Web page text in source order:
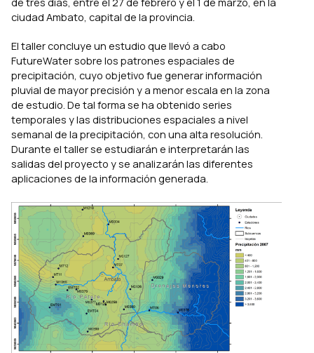
ciudad Ambato, capital de la provincia.
El taller concluye un estudio que llevó a cabo
FutureWater sobre los patrones espaciales de
precipitación, cuyo objetivo fue generar información
pluvial de mayor precisión y a menor escala en la zona
de estudio. De tal forma se ha obtenido series
temporales y las distribuciones espaciales a nivel
semanal de la precipitación, con una alta resolución.
Durante el taller se estudiarán e interpretarán las
salidas del proyecto y se analizarán las diferentes
aplicaciones de la información generada.